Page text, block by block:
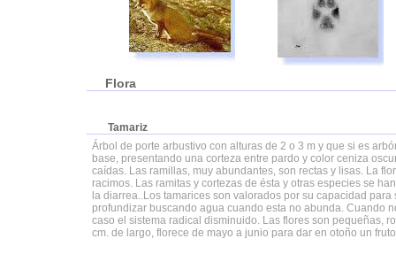
Flora
Tamariz
Árbol de porte arbustivo con alturas de 2 o 3 m y que si es
base, presentando una corteza entre pardo y color ceniza
caídas. Las ramillas, muy abundantes, son rectas y lisas. La
racimos. Las ramitas y cortezas de ésta y otras especies se
la diarrea..Los tamarices son valorados por su capacidad
profundizar buscando agua cuando esta no abunda. Cuando
caso el sistema radical disminuido. Las flores son pequeñas,
cm. de largo, florece de mayo a junio para dar en otoño un